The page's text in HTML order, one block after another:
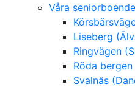
Våra
Liseberg
Ringvägen
Röda
Svalnäs